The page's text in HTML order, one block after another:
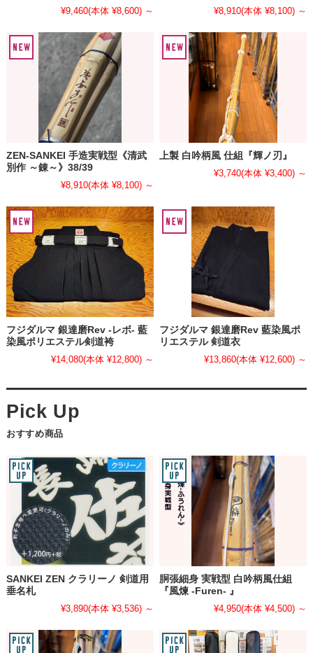
¥9,460(本体 ¥8,600)～
¥8,910(本体 ¥8,100) ～
ZEN-SANKEI 手造実戦型《清武
別作 ～錬～》38/39
¥8,910(本体 ¥8,100)～
上製 白吟柄風 仕組『輝ノ刃』
¥3,740(本体 ¥3,400) ～
フジダルマ 銀達磨Rev -レボ- 藍
染風ポリエステル剣道袴
¥14,080(本体 ¥12,800)～
フジダルマ 銀達磨Rev 藍染風ポ
リエステル 剣道衣
¥13,860(本体 ¥12,600) ～
おすすめ商品
SANKEI ZEN クラリーノ 剣道用
垂名札
¥3,890(本体 ¥3,536)～
胴張細身 実戦型 白吟柄風仕組
『風煉 -Furen- 』
¥4,950(本体 ¥4,500) ～